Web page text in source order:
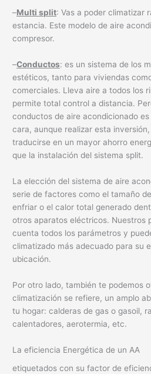
–Multi split: Vas a poder climatizar
estancia. Este modelo de aire
compresor.
–Conductos: es un sistema de los
estéticos, tanto para viviendas
comerciales. Lleva aire a todos los
permite total control a distancia.
conductos de aire acondicionado
cara, aunque realizar esta
traducirse en un mayor ahorro
que la instalación del sistema split.
La elección del sistema de aire
serie de factores como el tamaño
enfriar o el calor total generado
otros aparatos eléctricos. Nuestros
cuenta todos los parámetros y
climatizado más adecuado para su
ubicación.
Por otro lado, también te podemos
climatización se refiere, un amplo
tu hogar: calderas de gas o gasoil,
calentadores, aerotermia, etc.
La eficiencia Energética de un AA
etiquetados con su factor de